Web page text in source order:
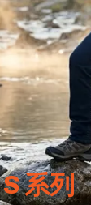
S 系列